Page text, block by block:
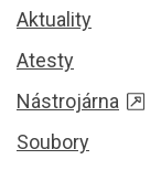
Aktuality
Atesty
Nástrojárna
Soubory